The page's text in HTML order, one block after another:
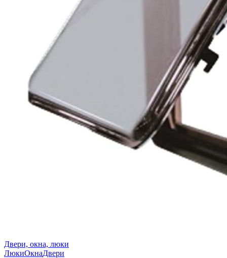
Двери, окна, люки
ЛюкиОкнаДвери